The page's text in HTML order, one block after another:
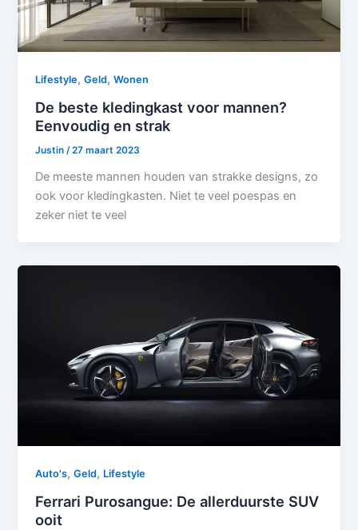
Lifestyle,Geld,Wonen
De beste kledingkast voor mannen?
Eenvoudig en strak
Justin/27 maart 2023
De meeste mannen houden van strakke designs, zo
ook voor kledingkasten. Niet te veel poespas en
zeker niet te veel
Auto's,Geld, Lifestyle
Ferrari Purosangue: De allerduurste SUV
ooit